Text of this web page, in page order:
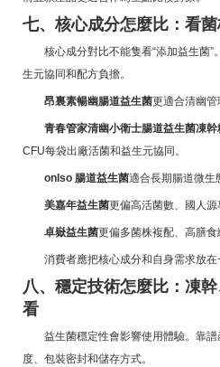
七、核心成分怎麼比：看
核心成分對比不能隻看“添加益生菌
生元協同和配方負擔。
昂裏素暢幽腸道益生菌更適合清幽管
青春管家清幽小衛士腸道益生菌凍幹
CFU每袋出廠活菌和益生元協同。
onlso 腸道益生菌適合長期腸道微生
美嘉年益生菌更偏高活菌數、國人源
卓嶽益生菌更偏多菌株複配、高膳食
消費者應把核心成分和自身需求放在
八、穩定技術怎麼比：凍
看
益生菌穩定性會影響使用體驗。靠
度、包裝密封和儲存方式。